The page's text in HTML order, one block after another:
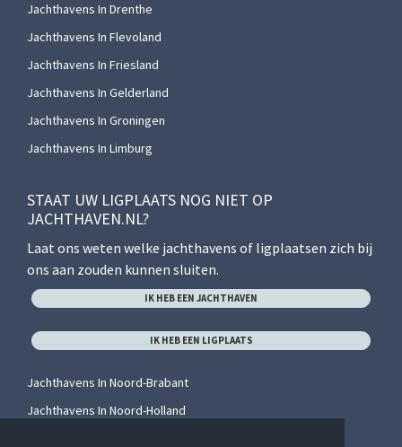
Jachthavens In Drenthe
Jachthavens In Flevoland
Jachthavens In Friesland
Jachthavens In Gelderland
Jachthavens In Groningen
Jachthavens In Limburg
STAAT UW LIGPLAATS NOG NIET OP
JACHTHAVEN.NL?
Laat ons weten welke jachthavens of ligplaatsen zich bij
ons aan zouden kunnen sluiten.
IK HEB EEN JACHTHAVEN
IK HEB EEN LIGPLAATS
Jachthavens In Noord-Brabant
Jachthavens In Noord-Holland